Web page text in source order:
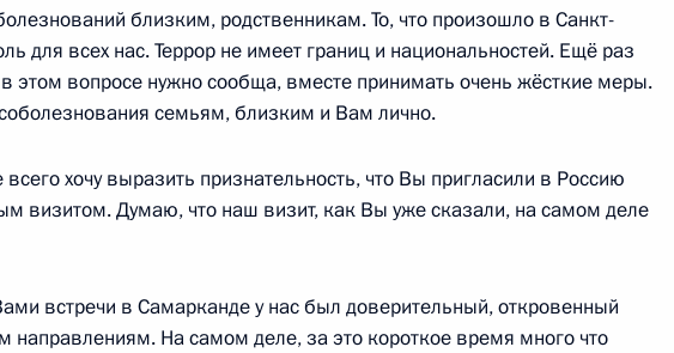
в связи с кончиной Президента Узбекистана
20:15
Показать предыдущие материалы
близким, родственникам. То, что произошло в Санкт-
для всех нас. Террор не имеет границ и национальностей. Ещё раз
этом вопросе нужно сообща, вместе принимать очень жёсткие меры.
семьям, близким и Вам лично.
хочу выразить признательность, что Вы пригласили в Россию
визитом. Думаю, что наш визит, как Вы уже сказали, на самом деле
встречи в Самарканде у нас был доверительный, откровенный
направлениям. На самом деле, за это короткое время много что